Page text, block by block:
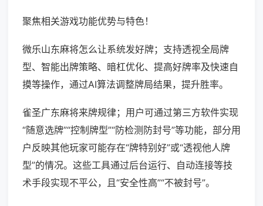
聚焦相关游戏功能优势与特色！
微乐山东麻将怎么让系统发好牌；支持透视全局牌
型、智能出牌策略、暗杠优化、提高好牌率及快速自
摸等操作，通过AI算法调整牌局结果，提升胜率。
雀圣广东麻将来牌规律；用户可通过第三方软件实现
“随意选牌”“控制牌型”“防检测防封号”等功能，部分用
户反映其他玩家可能存在“牌特别好”或“透视他人牌
型”的情况。这些工具通过后台运行、自动连接等技
术手段实现不平公，且“安全性高”“不被封号”。